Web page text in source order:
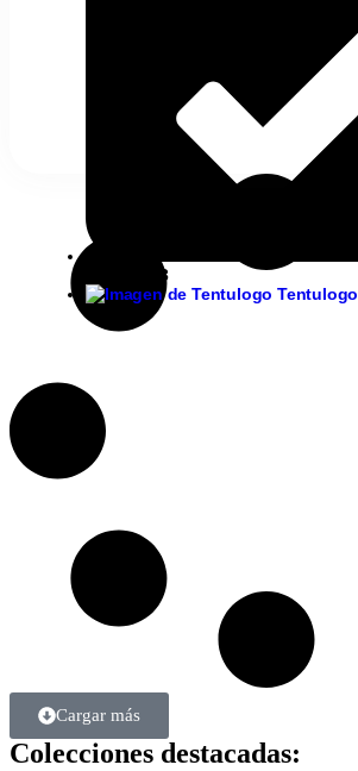
07/12/2023
Tentulogo
Cargar más
Colecciones destacadas: